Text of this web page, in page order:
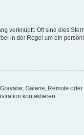
verknüpft: Oft sind dies
in der Regel um ein
Galerie, Remote
kontaktieren.